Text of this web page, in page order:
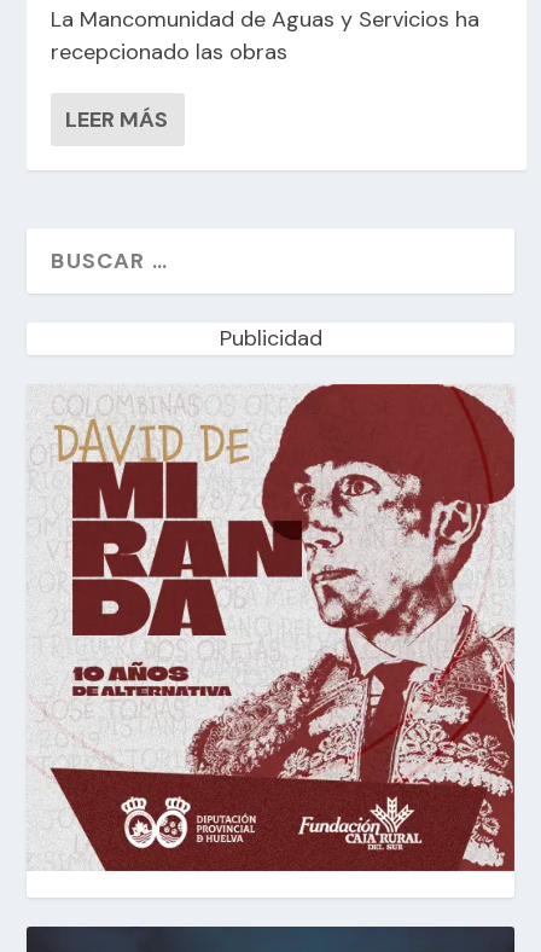
La Mancomunidad de Aguas y Servicios ha
recepcionado las obras
LEER MÁS
Publicidad